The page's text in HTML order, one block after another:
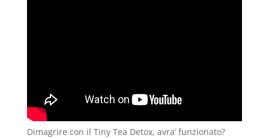
Dimagrire con il Tiny Tea Detox, avra’ funzionato?